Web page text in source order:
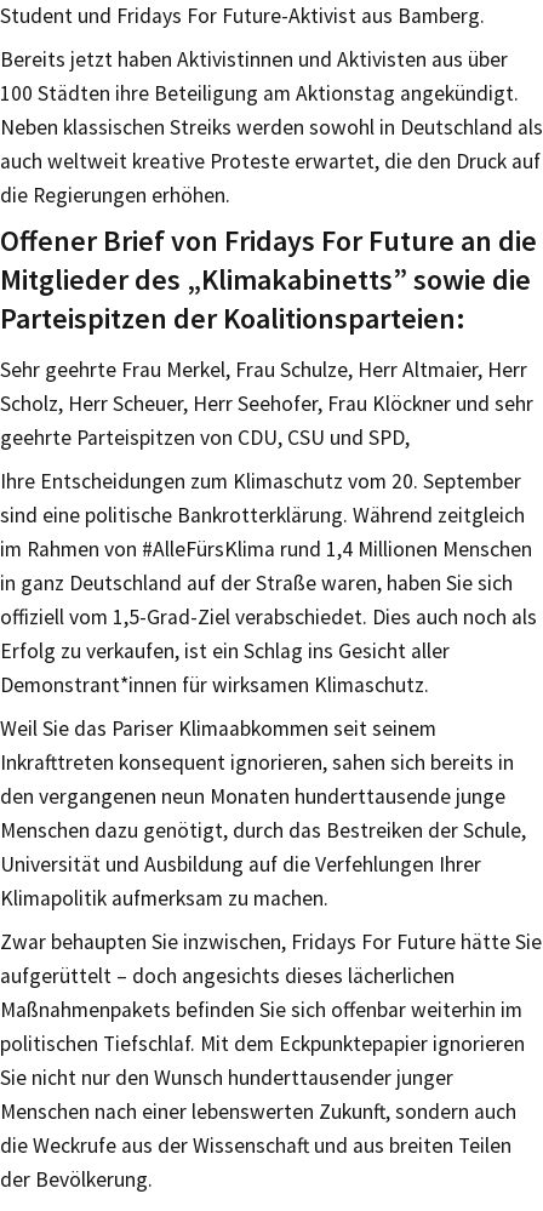
Student und Fridays For Future-Aktivist aus Bamberg.
Bereits jetzt haben Aktivistinnen und Aktivisten aus über
100 Städten ihre Beteiligung am Aktionstag angekündigt.
Neben klassischen Streiks werden sowohl in Deutschland als
auch weltweit kreative Proteste erwartet, die den Druck auf
die Regierungen erhöhen.
Offener Brief von Fridays For Future an die
Mitglieder des „Klimakabinetts” sowie die
Parteispitzen der Koalitionsparteien:
Sehr geehrte Frau Merkel, Frau Schulze, Herr Altmaier, Herr
Scholz, Herr Scheuer, Herr Seehofer, Frau Klöckner und sehr
geehrte Parteispitzen von CDU, CSU und SPD,
Ihre Entscheidungen zum Klimaschutz vom 20. September
sind eine politische Bankrotterklärung. Während zeitgleich
im Rahmen von #AlleFürsKlima rund 1,4 Millionen Menschen
in ganz Deutschland auf der Straße waren, haben Sie sich
offiziell vom 1,5-Grad-Ziel verabschiedet. Dies auch noch als
Erfolg zu verkaufen, ist ein Schlag ins Gesicht aller
Demonstrant*innen für wirksamen Klimaschutz.
Weil Sie das Pariser Klimaabkommen seit seinem
Inkrafttreten konsequent ignorieren, sahen sich bereits in
den vergangenen neun Monaten hunderttausende junge
Menschen dazu genötigt, durch das Bestreiken der Schule,
Universität und Ausbildung auf die Verfehlungen Ihrer
Klimapolitik aufmerksam zu machen.
Zwar behaupten Sie inzwischen, Fridays For Future hätte Sie
aufgerüttelt – doch angesichts dieses lächerlichen
Maßnahmenpakets befinden Sie sich offenbar weiterhin im
politischen Tiefschlaf. Mit dem Eckpunktepapier ignorieren
Sie nicht nur den Wunsch hunderttausender junger
Menschen nach einer lebenswerten Zukunft, sondern auch
die Weckrufe aus der Wissenschaft und aus breiten Teilen
der Bevölkerung.